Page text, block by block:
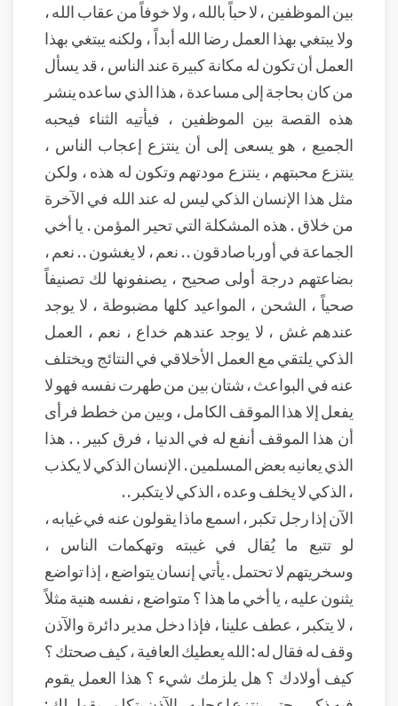
بين الموظفين ، لا حباً بالله ، ولا خوفاً من عقاب الله ،
ولا يبتغي بهذا العمل رضا الله أبداً ، ولكنه يبتغي بهذا
العمل أن تكون له مكانة كبيرة عند الناس ، قد يسأل
من كان بحاجة إلى مساعدة ، هذا الذي ساعده ينشر
هذه القصة بين الموظفين ، فيأتيه الثناء فيحبه
الجميع ، هو يسعى إلى أن ينتزع إعجاب الناس ،
ينتزع محبتهم ، ينتزع مودتهم وتكون له هذه ، ولكن
مثل هذا الإنسان الذكي ليس له عند الله في الآخرة
من خلاق . هذه المشكلة التي تحير المؤمن . يا أخي
الجماعة في أوربا صادقون . . نعم ، لا يغشون . . نعم ،
بضاعتهم درجة أولى صحيح ، يصنفونها لك تصنيفاً
صحياً ، الشحن ، المواعيد كلها مضبوطة ، لا يوجد
عندهم غش ، لا يوجد عندهم خداع ، نعم ، العمل
الذكي يلتقي مع العمل الأخلاقي في النتائج ويختلف
عنه في البواعث ، شتان بين من طهرت نفسه فهو لا
يفعل إلا هذا الموقف الكامل ، وبين من خطط فرأى
أن هذا الموقف أنفع له في الدنيا ، فرق كبير . . هذا
الذي يعانيه بعض المسلمين . الإنسان الذكي لا يكذب
، الذكي لا يخلف وعده ، الذكي لا يتكبر . .
الآن إذا رجل تكبر ، اسمع ماذا يقولون عنه في غيابه ،
لو تتبع ما يُقال في غيبته وتهكمات الناس ،
وسخريتهم لا تحتمل . يأتي إنسان يتواضع ، إذا تواضع
يثنون عليه ، يا أخي ما هذا ؟ متواضع ، نفسه هنية مثلاً
، لا يتكبر ، عطف علينا ، فإذا دخل مدير دائرة والآذن
وقف له فقال له : الله يعطيك العافية ، كيف صحتك ؟
كيف أولادك ؟ هل يلزمك شيء ؟ هذا العمل يقوم